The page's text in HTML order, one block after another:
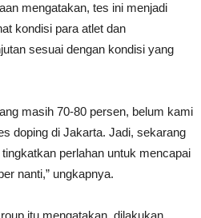
mengatakan, tes ini menjadi
kondisi para atlet dan
sesuai dengan kondisi yang
masih 70-80 persen, belum kami
doping di Jakarta. Jadi, sekarang
perlahan untuk mencapai
nanti,” ungkapnya.